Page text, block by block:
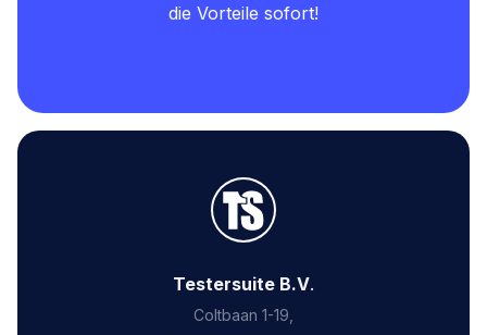
die Vorteile sofort!
Testersuite B.V.
Coltbaan 1-19,